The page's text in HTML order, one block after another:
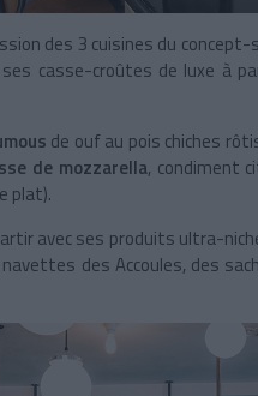
des 3 cuisines du
casse-croûtes de luxe à
de ouf au pois chiches
de mozzarella, condiment
plat).
avec ses produits ultra-
des Accoules, des